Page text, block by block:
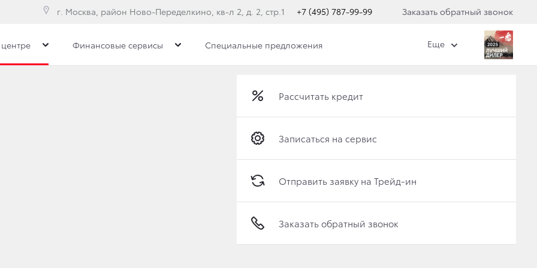
г. Москва, район Ново-Переделкино, кв-л 2, д. 2, стр.1 +7 (495) 787-99-99 Заказать обратный звонок
Получить консультацию по кредиту
Отправить заявку на Трейд-ин
Записаться на сервис
Заказать обратный звонок
Toyota 20 мая
Новые авто в наличии
Записаться на тест-драйв
Отправить заявку на Трейд-ин
Записаться на сервис
Финансовые сервисы
Рассчитать кредит
Записаться на сервис
Отправить заявку на Трейд-ин
Заказать обратный звонок
Специальные предложения Еще
автомобилей Toyota 20 мая
ПРИБЫЛИ В ДИЛЕРСКИЕ